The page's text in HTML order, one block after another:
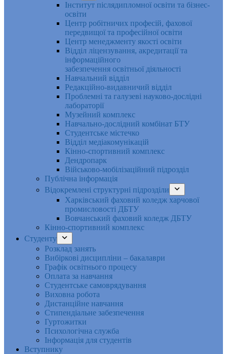
Інститут післядипломної освіти та бізнес-
освіти
Центр робітничих професій, фахової
передвищої та професійної освіти
Центр менеджменту якості освіти
Відділ ліцензування, акредитації та
інформаційного
забезпечення освітньої діяльності
Навчальний відділ
Редакційно-видавничий відділ
Проблемні та галузеві науково-дослідні
лабораторії
Музейний комплекс
Навчально-дослідний комбінат БТУ
Студентське містечко
Відділ медіакомунікацій
Кінно-спортивний комплекс
Дендропарк
Військово-мобілізаційний підрозділ
Публічна інформація
Відокремлені структурні підрозділи
Харківський фаховий коледж харчової
промисловості ДБТУ
Вовчанський фаховий коледж ДБТУ
Кінно-спортивний комплекс
Студенту
Розклад занять
Вибіркові дисципліни – бакалаври
Графік освітнього процесу
Оплата за навчання
Студентське самоврядування
Виховна робота
Дистанційне навчання
Стипендіальне забезпечення
Гуртожитки
Психологічна служба
Інформація для студентів
Вступнику